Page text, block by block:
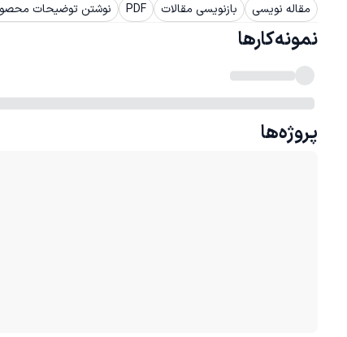
مقاله نویسی بازنویسی مقالات PDF نوشتن توضیحات
نمونه‌کارها
پروژه‌ها